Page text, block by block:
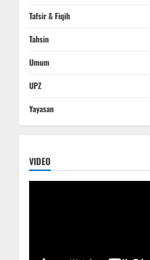
Tafsir & Fiqih
Tahsin
Umum
UPZ
Yayasan
VIDEO